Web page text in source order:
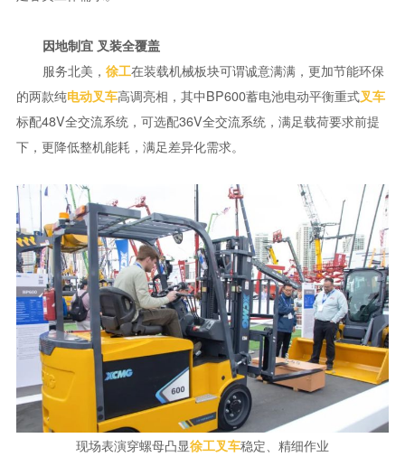
因地制宜 叉装全覆盖
服务北美， 徐工在装载机械板块可谓诚意满满，更加节能环保
的两款纯电动叉车高调亮相，其中BP600蓄电池电动平衡重式叉车
标配48V全交流系统，可选配36V全交流系统，满足载荷要求前提
下，更降低整机能耗，满足差异化需求。
现场表演穿螺母凸显徐工叉车稳定、精细作业